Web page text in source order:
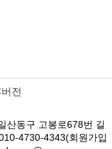
전
산동구 고봉로678번 길
4730-4343(회원가입